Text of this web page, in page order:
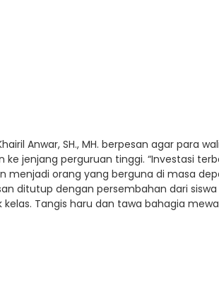
Anwar, SH., MH. berpesan agar para
jenjang perguruan tinggi. “Investasi
menjadi orang yang berguna di masa
ditutup dengan persembahan dari siswa
Tangis haru dan tawa bahagia